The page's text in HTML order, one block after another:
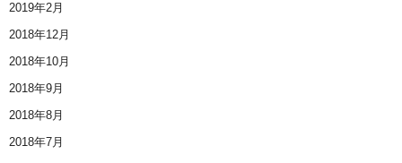
2019年2月
2018年12月
2018年10月
2018年9月
2018年8月
2018年7月